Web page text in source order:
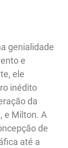
genialidade
e
ele
inédito
da
e Milton. A
de
até a